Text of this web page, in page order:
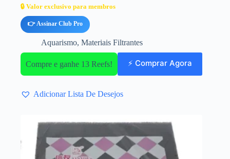
🔒 Valor exclusivo para membros
👉 Assinar Club Pro
Aquarismo, Materiais Filtrantes
Compre e ganhe 13 Reefs! ⚡ Comprar Agora
Adicionar Lista De Desejos